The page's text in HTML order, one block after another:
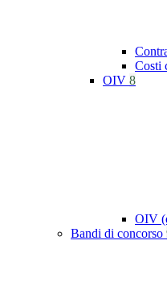
Costi
OIV 8
OIV
Bandi di concorso